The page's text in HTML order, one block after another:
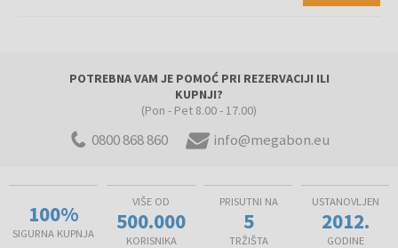
POTREBNA VAM JE POMOĆ PRI REZERVACIJI ILI
KUPNJI?
(Pon - Pet 8.00 - 17.00)
0800 868 860 info@megabon.eu
100%
SIGURNA KUPNJA
VIŠE OD
500.000
KORISNIKA
PRISUTNI NA
5
TRŽIŠTA
USTANOVLJEN
2012.
GODINE